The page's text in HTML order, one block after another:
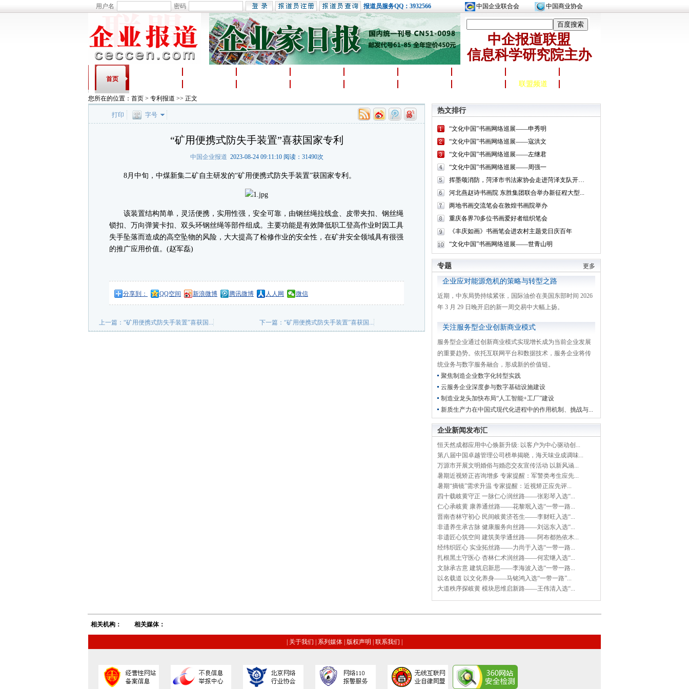
中国企业联合会 中国商业协会
用户名 密码 报道员服务QQ：3932566
中企报道联盟
信息科学研究院主办
首页
联盟频道
您所在的位置： 首页 > 专利报道 >> 正文
打印 字号
“矿用便携式防失手装置”喜获国家专利
中国企业报道 2023-08-24 09:11:10 阅读： 31490次
8月中旬，中煤新集二矿自主研发的“矿用便携式防失手装置”获国家专利。
该装置结构简单，灵活便携，实用性强，安全可靠，由钢丝绳拉线盒、皮带夹扣、钢丝绳
锁扣、万向弹簧卡扣、双头环钢丝绳等部件组成。主要功能是有效降低职工登高作业时因工具
失手坠落而造成的高空坠物的风险，大大提高了检修作业的安全性，在矿井安全领域具有很强
的推广应用价值。(赵军磊)
分享到： QQ空间 新浪微博 腾讯微博 人人网 微信
上一篇： “矿用便携式防失手装置”喜获国... 下一篇： “矿用便携式防失手装置”喜获国...
热文排行
“文化中国”书画网络巡展——申秀明
“文化中国”书画网络巡展——寇洪文
“文化中国”书画网络巡展——左继君
“文化中国”书画网络巡展——周强一
挥墨颂消防，菏泽市书法家协会走进菏泽支队开展...
河北燕赵诗书画院 东胜集团联合举办新征程大型...
两地书画交流笔会在敦煌书画院举办
重庆各界70多位书画爱好者组织笔会
《丰庆如画》书画笔会进农村主题党日庆百年
“文化中国”书画网络巡展——世青山明
更多
专题
企业应对能源危机的策略与转型之路
近期，中东局势持续紧张，国际油价在美国东部时间 2026
年 3 月 29 日晚开启的新一周交易中大幅上扬。
关注服务型企业创新商业模式
服务型企业通过创新商业模式实现增长成为当前企业发展
的重要趋势。依托互联网平台和数据技术，服务企业将传
统业务与数字服务融合，形成新的价值链。
聚焦制造企业数字化转型实践
云服务企业深度参与数字基础设施建设
制造业龙头加快布局“人工智能+工厂”建设
新质生产力在中国式现代化进程中的作用机制、挑战与...
企业新闻发布汇
恒天然成都应用中心焕新升级: 以客户为中心驱动创...
第八届中国卓越管理公司榜单揭晓，海天味业成调味...
万源市开展文明婚俗与婚恋交友宣传活动 以新风涵...
暑期近视矫正咨询增多 专家提醒：军警类考生应先...
暑期“摘镜”需求升温 专家提醒：近视矫正应先评...
四十载岐黄守正 一脉仁心润丝路——张彩琴入选“...
仁心承岐黄 康养通丝路——花黎珉入选“一带一路...
晋南杏林守初心 民间岐黄济苍生——李财旺入选“...
非遗养生承古脉 健康服务向丝路——刘远东入选“...
非遗匠心筑空间 建筑美学通丝路——阿布都热依木...
经纬织匠心 实业拓丝路——力尚于入选“一带一路...
扎根黑土守医心 杏林仁术润丝路——何宏继入选“...
文脉承古意 建筑启新思——李海波入选“一带一路...
以名载道 以文化养身——马铭鸿入选“一带一路”...
大道秩序探岐黄 模块思维启新路——王伟清入选“...
相关机构： 相关媒体：
关于我们 系列媒体 版权声明 联系我们